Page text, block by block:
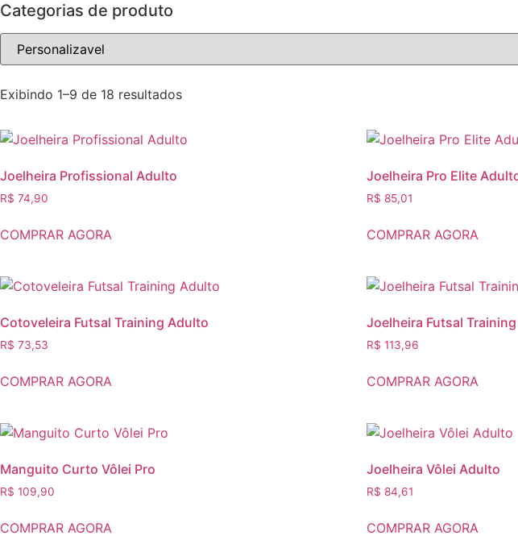
Categorias de produto
Exibindo 1–9 de 18 resultados
Joelheira Profissional Adulto
R$ 74,90
COMPRAR AGORA
Joelheira Pro Elite
R$ 85,01
COMPRAR AGORA
Cotoveleira Futsal Training Adulto
R$ 73,53
COMPRAR AGORA
Joelheira Futsal
R$ 113,96
COMPRAR AGORA
Manguito Curto Vôlei Pro
R$ 109,90
COMPRAR AGORA
Joelheira Vôlei Adulto
R$ 84,61
COMPRAR AGORA